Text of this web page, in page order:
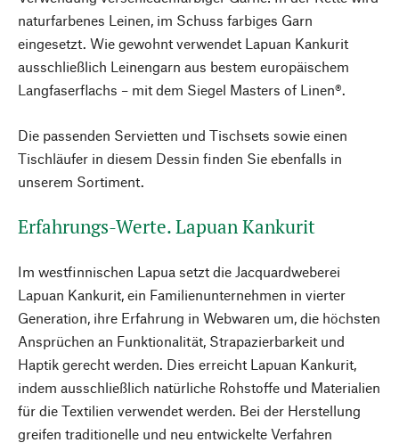
naturfarbenes Leinen, im Schuss farbiges Garn
eingesetzt. Wie gewohnt verwendet Lapuan Kankurit
ausschließlich Leinengarn aus bestem europäischem
Langfaserflachs – mit dem Siegel Masters of Linen®.
Die passenden Servietten und Tischsets sowie einen
Tischläufer in diesem Dessin finden Sie ebenfalls in
unserem Sortiment.
Erfahrungs-Werte. Lapuan Kankurit
Im westfinnischen Lapua setzt die Jacquardweberei
Lapuan Kankurit, ein Familienunternehmen in vierter
Generation, ihre Erfahrung in Webwaren um, die höchsten
Ansprüchen an Funktionalität, Strapazierbarkeit und
Haptik gerecht werden. Dies erreicht Lapuan Kankurit,
indem ausschließlich natürliche Rohstoffe und Materialien
für die Textilien verwendet werden. Bei der Herstellung
greifen traditionelle und neu entwickelte Verfahren